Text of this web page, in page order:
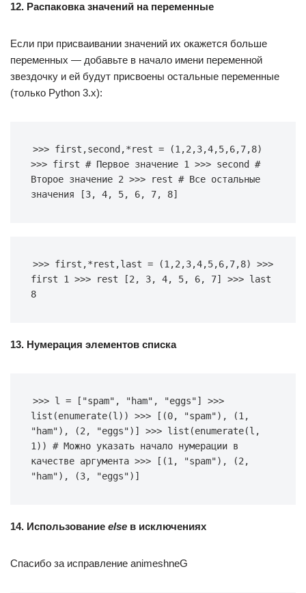
12. Распаковка значений на переменные
Если при присваивании значений их окажется больше
переменных — добавьте в начало имени переменной
звездочку и ей будут присвоены остальные переменные
(только Python 3.x):
>>> first,second,*rest = (1,2,3,4,5,6,7,8)
>>> first # Первое значение 1 >>> second #
Второе значение 2 >>> rest # Все остальные
значения [3, 4, 5, 6, 7, 8]
>>> first,*rest,last = (1,2,3,4,5,6,7,8) >>>
first 1 >>> rest [2, 3, 4, 5, 6, 7] >>> last
8
13. Нумерация элементов списка
>>> l = ["spam", "ham", "eggs"] >>>
list(enumerate(l)) >>> [(0, "spam"), (1,
"ham"), (2, "eggs")] >>> list(enumerate(l,
1)) # Можно указать начало нумерации в
качестве аргумента >>> [(1, "spam"), (2,
"ham"), (3, "eggs")]
14. Использование else в исключениях
Спасибо за исправление animeshneG